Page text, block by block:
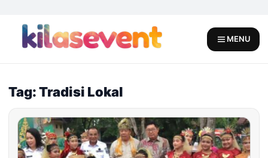
content
MENU
Tag: Tradisi Lokal